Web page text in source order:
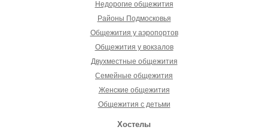
Недорогие общежития
Районы Подмосковья
Общежития у аэропортов
Общежития у вокзалов
Двухместные общежития
Семейные общежития
Женские общежития
Общежития с детьми
Хостелы